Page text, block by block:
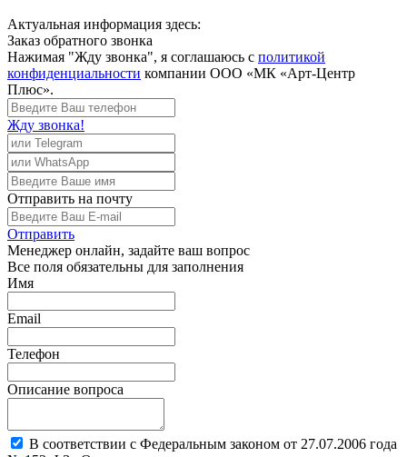
Актуальная информация здесь:
Заказ обратного звонка
Нажимая "Жду звонка", я соглашаюсь с политикой
конфиденциальности компании ООО «МК «Арт-Центр
Плюс».
Жду звонка!
Отправить на почту
Отправить
Менеджер онлайн, задайте ваш вопрос
Все поля обязательны для заполнения
Имя
Email
Телефон
Описание вопроса
В соответствии с Федеральным законом от 27.07.2006 года